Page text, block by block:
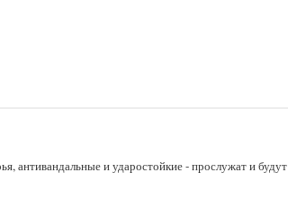
антивандальные и ударостойкие - прослужат и будут